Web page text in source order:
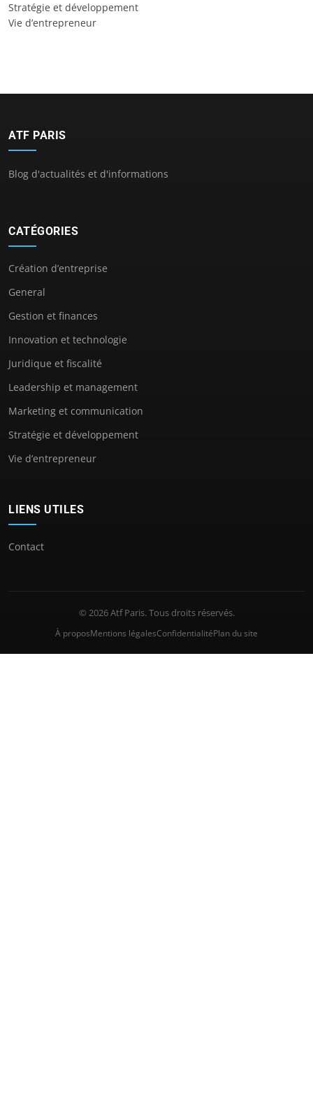
Stratégie et développement
Vie d’entrepreneur
ATF PARIS
Blog d'actualités et d'informations
CATÉGORIES
Création d’entreprise
General
Gestion et finances
Innovation et technologie
Juridique et fiscalité
Leadership et management
Marketing et communication
Stratégie et développement
Vie d’entrepreneur
LIENS UTILES
Contact
© 2026 Atf Paris. Tous droits réservés.
À proposMentions légalesConfidentialitéPlan du site